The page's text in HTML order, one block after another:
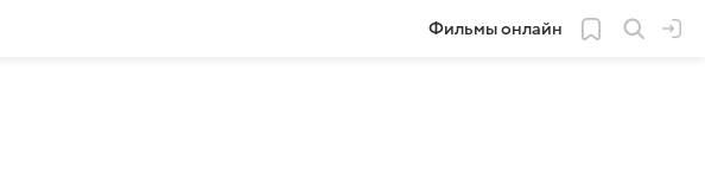
Фильмы онлайн